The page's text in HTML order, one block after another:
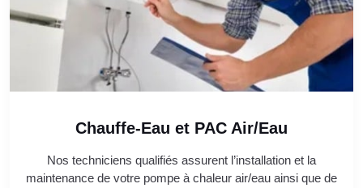
Chauffe-Eau et PAC Air/Eau
Nos techniciens qualifiés assurent l’installation et la
maintenance de votre pompe à chaleur air/eau ainsi que de